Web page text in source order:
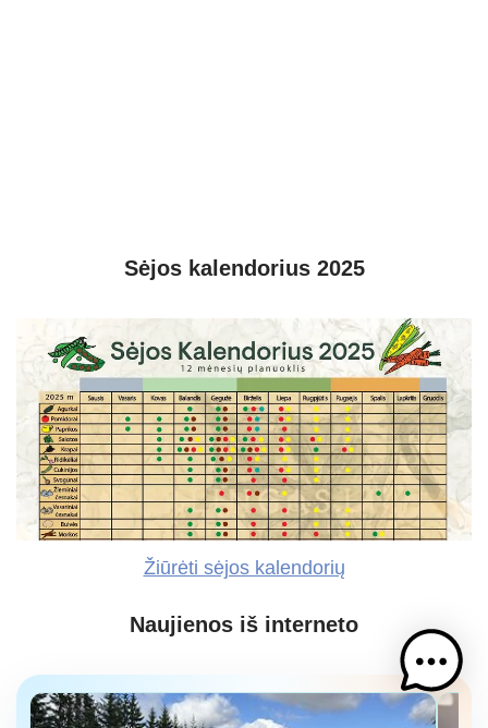
Sėjos kalendorius 2025
Žiūrėti sėjos kalendorių
Naujienos iš interneto